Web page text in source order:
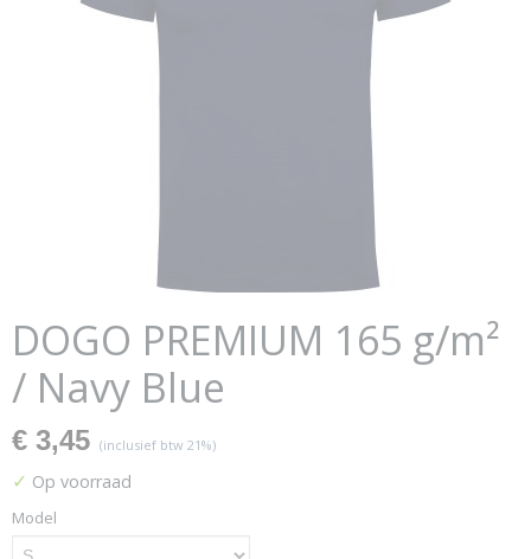
DOGO PREMIUM 165 g/m²
/ Navy Blue
€ 3,45 (inclusief btw 21%)
✓ Op voorraad
Model